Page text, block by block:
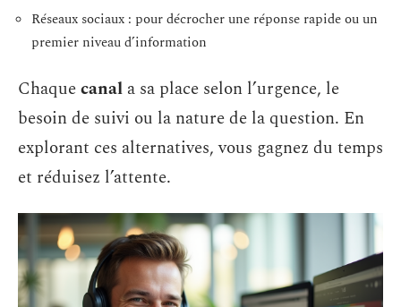
Réseaux sociaux : pour décrocher une réponse rapide ou un
premier niveau d’information
Chaquecanal a sa place selon l’urgence, le
besoin de suivi ou la nature de la question. En
explorant ces alternatives, vous gagnez du temps
et réduisez l’attente.